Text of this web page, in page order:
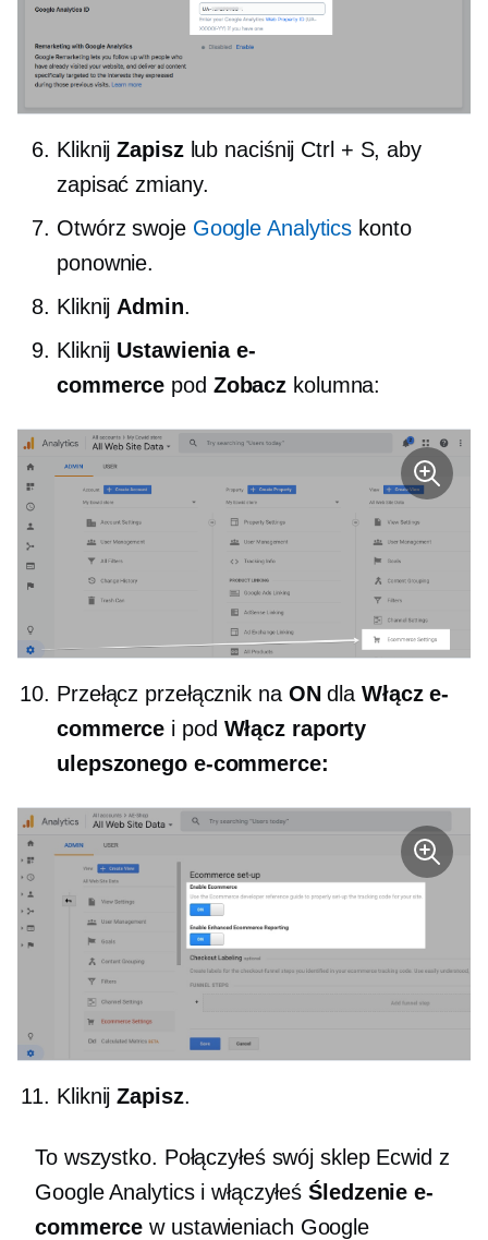
KliknijZapiszlub naciśnij Ctrl + S, aby
zapisać zmiany.
Otwórz swoje Google Analytics konto
ponownie.
Kliknij Admin.
Kliknij Ustawienia e-
commerce pod Zobacz kolumna:
Przełącz przełącznik na ONdla Włącz e-
commerce i pod Włącz raporty
ulepszonego e-commerce:
KliknijZapisz.
To wszystko. Połączyłeś swój sklep Ecwid z
Google Analytics i włączyłeśŚledzenie e-
commerce w ustawieniach Google